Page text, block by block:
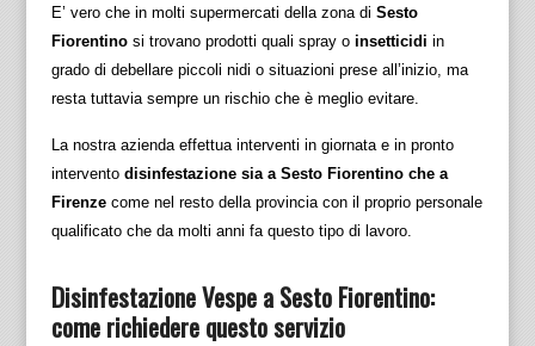
E’ vero che in molti supermercati della zona di Sesto
Fiorentinosi trovano prodotti quali spray o insetticidi in
grado di debellare piccoli nidi o situazioni prese all’inizio, ma
resta tuttavia sempre un rischio che è meglio evitare.
La nostra azienda effettua interventi in giornata e in pronto
intervento disinfestazione sia a Sesto Fiorentino che a
Firenzecome nel resto della provincia con il proprio personale
qualificato che da molti anni fa questo tipo di lavoro.
Disinfestazione Vespe a Sesto Fiorentino:
come richiedere questo servizio